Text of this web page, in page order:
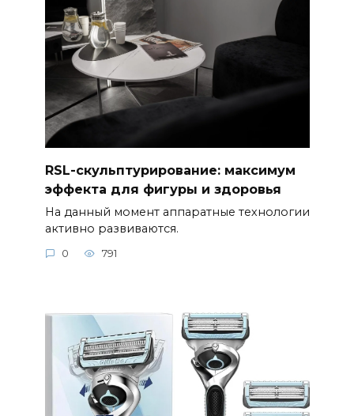
RSL-скульптурирование: максимум
эффекта для фигуры и здоровья
На данный момент аппаратные технологии
активно развиваются.
0 791